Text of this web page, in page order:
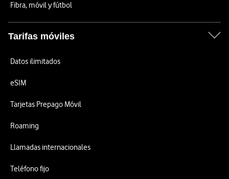
Fibra, móvil y fútbol
Tarifas móviles
Datos ilimitados
eSIM
Tarjetas Prepago Móvil
Roaming
Llamadas internacionales
Teléfono fijo